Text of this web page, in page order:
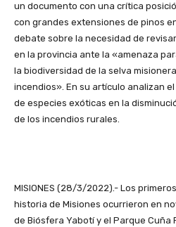
un documento con una crítica
con grandes extensiones de pinos
debate sobre la necesidad de
en la provincia ante la «amenaza
la biodiversidad de la selva
incendios». En su artículo analizan
de especies exóticas en la
de los incendios rurales.
MISIONES (28/3/2022).- Los
historia de Misiones ocurrieron en
de Biósfera Yabotí y el Parque Cuña